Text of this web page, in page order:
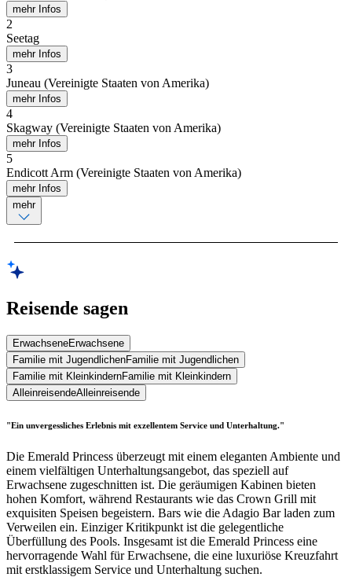
mehr Infos
2
Seetag
mehr Infos
3
Juneau (Vereinigte Staaten von Amerika)
mehr Infos
4
Skagway (Vereinigte Staaten von Amerika)
mehr Infos
5
Endicott Arm (Vereinigte Staaten von Amerika)
mehr Infos
mehr
Reisende sagen
ErwachseneErwachsene
Familie mit JugendlichenFamilie mit Jugendlichen
Familie mit KleinkindernFamilie mit Kleinkindern
AlleinreisendeAlleinreisende
"Ein unvergessliches Erlebnis mit exzellentem Service und Unterhaltung."
Die Emerald Princess überzeugt mit einem eleganten Ambiente und
einem vielfältigen Unterhaltungsangebot, das speziell auf
Erwachsene zugeschnitten ist. Die geräumigen Kabinen bieten
hohen Komfort, während Restaurants wie das Crown Grill mit
exquisiten Speisen begeistern. Bars wie die Adagio Bar laden zum
Verweilen ein. Einziger Kritikpunkt ist die gelegentliche
Überfüllung des Pools. Insgesamt ist die Emerald Princess eine
hervorragende Wahl für Erwachsene, die eine luxuriöse Kreuzfahrt
mit erstklassigem Service und Unterhaltung suchen.